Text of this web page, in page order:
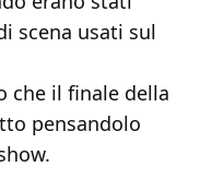
scena usati sul
che il finale della
pensandolo